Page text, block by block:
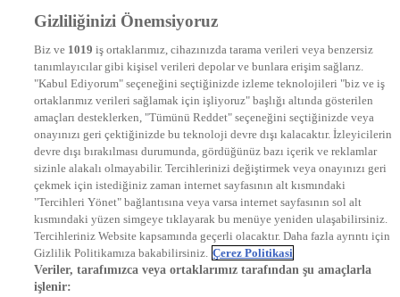
DYG Televizyonlar
STAR
EURO STAR
KRAL POP TV
DYG Radyolar
NTV RADYO
KRAL FM
KRAL POP
EKSEN
VOYAGE
DYG Dijital
ntv.com.tr
ntvspor.net
secim.ntv.com.tr
startv.com.tr
kralmuzik.com.tr
Gizliliğinizi Önemsiyoruz
Biz ve 1019 iş ortaklarımız, cihazınızda tarama verileri veya benzersiz
tanımlayıcılar gibi kişisel verileri depolar ve bunlara erişim sağlarız.
"Kabul Ediyorum" seçeneğini seçtiğinizde izleme teknolojileri "biz ve iş
ortaklarımız verileri sağlamak için işliyoruz" başlığı altında gösterilen
amaçları desteklerken, "Tümünü Reddet" seçeneğini seçtiğinizde veya
onayınızı geri çektiğinizde bu teknoloji devre dışı kalacaktır. İzleyicilerin
devre dışı bırakılması durumunda, gördüğünüz bazı içerik ve reklamlar
sizinle alakalı olmayabilir. Tercihlerinizi değiştirmek veya onayınızı geri
çekmek için istediğiniz zaman internet sayfasının alt kısmındaki
"Tercihleri Yönet" bağlantısına veya varsa internet sayfasının sol alt
kısmındaki yüzen simgeye tıklayarak bu menüye yeniden ulaşabilirsiniz.
Tercihleriniz Website kapsamında geçerli olacaktır. Daha fazla ayrıntı için
Gizlilik Politikamıza bakabilirsiniz. Çerez Politikasi
Veriler, tarafımızca veya ortaklarımız tarafından şu amaçlarla
işlenir: